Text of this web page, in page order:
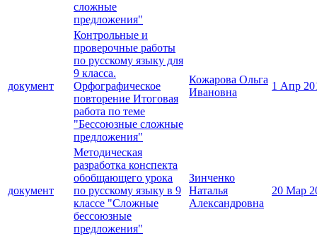
сложные
предложения"
документ
Контрольные и
проверочные работы
по русскому языку для
9 класса.
Орфографическое
повторение Итоговая
работа по теме
"Бессоюзные сложные
предложения"
Кожарова Ольга
Ивановна
1 Апр
документ
Методическая
разработка конспекта
обобщающего урока
по русскому языку в 9
классе "Сложные
бессоюзные
предложения"
Зинченко
Наталья
Александровна
20 Мар